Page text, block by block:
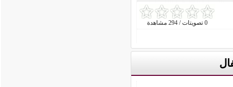
0 تصويتات / 294 مشاهدة